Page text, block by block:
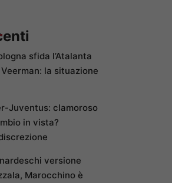
sfida l’Atalanta
la situazione
Juventus: clamoroso
in vista?
versione
Marocchino è